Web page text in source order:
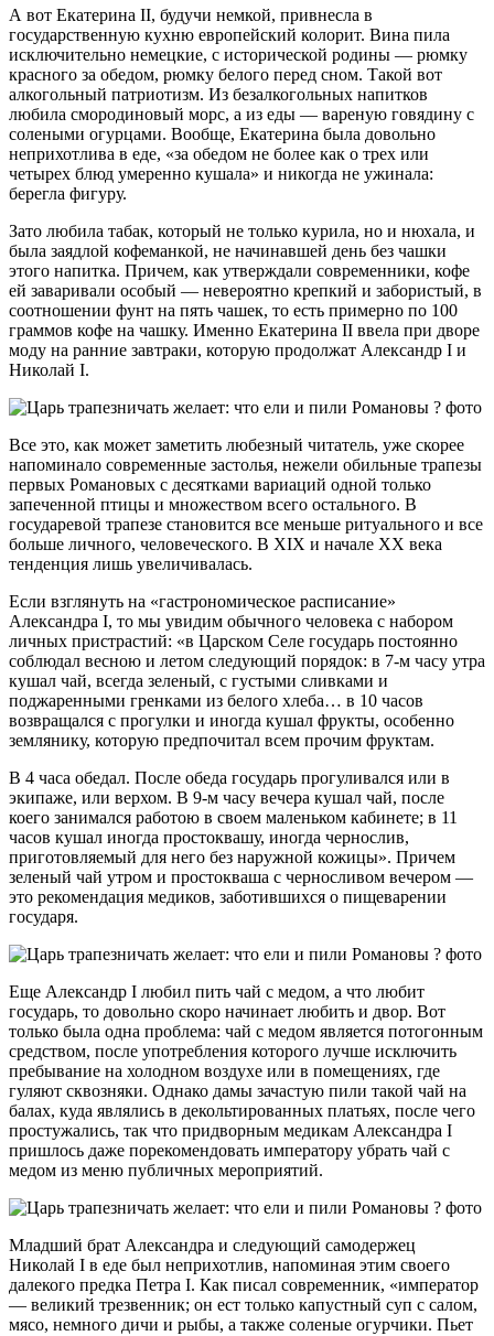
А вот Екатерина II, будучи немкой, привнесла в
государственную кухню европейский колорит. Вина пила
исключительно немецкие, с исторической родины — рюмку
красного за обедом, рюмку белого перед сном. Такой вот
алкогольный патриотизм. Из безалкогольных напитков
любила смородиновый морс, а из еды — вареную говядину с
солеными огурцами. Вообще, Екатерина была довольно
неприхотлива в еде, «за обедом не более как о трех или
четырех блюд умеренно кушала» и никогда не ужинала:
берегла фигуру.
Зато любила табак, который не только курила, но и нюхала, и
была заядлой кофеманкой, не начинавшей день без чашки
этого напитка. Причем, как утверждали современники, кофе
ей заваривали особый — невероятно крепкий и забористый, в
соотношении фунт на пять чашек, то есть примерно по 100
граммов кофе на чашку. Именно Екатерина II ввела при дворе
моду на ранние завтраки, которую продолжат Александр I и
Николай I.
Все это, как может заметить любезный читатель, уже скорее
напоминало современные застолья, нежели обильные трапезы
первых Романовых с десятками вариаций одной только
запеченной птицы и множеством всего остального. В
государевой трапезе становится все меньше ритуального и все
больше личного, человеческого. В XIX и начале XX века
тенденция лишь увеличивалась.
Если взглянуть на «гастрономическое расписание»
Александра I, то мы увидим обычного человека с набором
личных пристрастий: «в Царском Селе государь постоянно
соблюдал весною и летом следующий порядок: в 7-м часу утра
кушал чай, всегда зеленый, с густыми сливками и
поджаренными гренками из белого хлеба… в 10 часов
возвращался с прогулки и иногда кушал фрукты, особенно
землянику, которую предпочитал всем прочим фруктам.
В 4 часа обедал. После обеда государь прогуливался или в
экипаже, или верхом. В 9-м часу вечера кушал чай, после
коего занимался работою в своем маленьком кабинете; в 11
часов кушал иногда простоквашу, иногда чернослив,
приготовляемый для него без наружной кожицы». Причем
зеленый чай утром и простокваша с черносливом вечером —
это рекомендация медиков, заботившихся о пищеварении
государя.
Еще Александр I любил пить чай с медом, а что любит
государь, то довольно скоро начинает любить и двор. Вот
только была одна проблема: чай с медом является потогонным
средством, после употребления которого лучше исключить
пребывание на холодном воздухе или в помещениях, где
гуляют сквозняки. Однако дамы зачастую пили такой чай на
балах, куда являлись в декольтированных платьях, после чего
простужались, так что придворным медикам Александра I
пришлось даже порекомендовать императору убрать чай с
медом из меню публичных мероприятий.
Младший брат Александра и следующий самодержец
Николай I в еде был неприхотлив, напоминая этим своего
далекого предка Петра I. Как писал современник, «император
— великий трезвенник; он ест только капустный суп с салом,
мясо, немного дичи и рыбы, а также соленые огурчики. Пьет